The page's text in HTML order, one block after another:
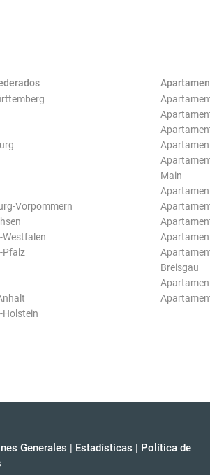
Vorpommern
Westfalen
Pfalz
Holstein
Main
Breisgau
Generales | Estadísticas | Política de